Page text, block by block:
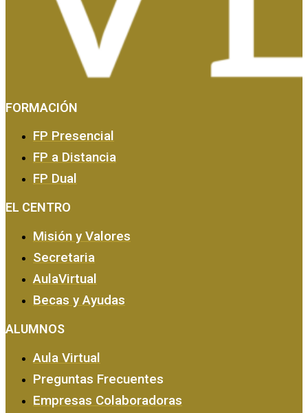
FORMACIÓN
FP Presencial
FP a Distancia
FP Dual
EL CENTRO
Misión y Valores
Secretaria
AulaVirtual
Becas y Ayudas
ALUMNOS
Aula Virtual
Preguntas Frecuentes
Empresas Colaboradoras